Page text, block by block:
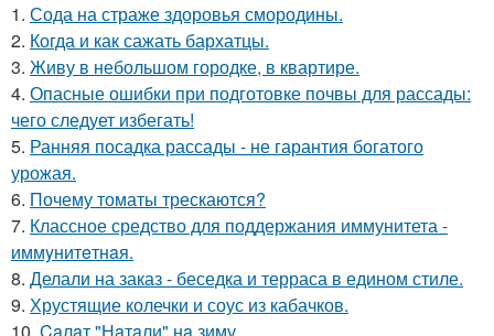
1. Сода на страже здоровья смородины.
2. Когда и как сажать бархатцы.
3. Живу в небольшом городке, в квартире.
4. Опасные ошибки при подготовке почвы для рассады:
чего следует избегать!
5. Ранняя посадка рассады - не гарантия богатого
урожая.
6. Почему томаты трескаются?
7. Классное средство для поддержания иммунитета -
иммyнитeтнaя.
8. Делали на заказ - беседка и терраса в едином стиле.
9. Хрустящие колечки и соус из кабачков.